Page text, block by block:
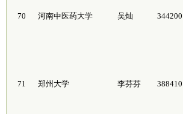
70 河南中医药大学 吴灿 344200
71 郑州大学 李芬芬 388410